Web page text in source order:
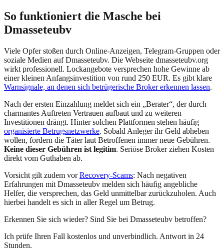
So funktioniert die Masche bei
Dmasseteubv
Viele Opfer stoßen durch Online-Anzeigen, Telegram-Gruppen oder
soziale Medien aufDmasseteubv. Die Webseite dmasseteubv.org
wirkt professionell. Lockangebote versprechen hohe Gewinne ab
einer kleinen Anfangsinvestition von rund 250 EUR. Es gibt klare
Warnsignale, an denen sich betrügerische Broker erkennen lassen.
Nach der ersten Einzahlung meldet sich ein „Berater“, der durch
charmantes Auftreten Vertrauen aufbaut und zu weiteren
Investitionen drängt. Hinter solchen Plattformen stehen häufig
organisierte Betrugsnetzwerke. Sobald Anleger ihr Geld abheben
wollen, fordern die Täter laut Betroffenen immer neue Gebühren.
Keine dieser Gebühren ist legitim. Seriöse Broker ziehen Kosten
direkt vom Guthaben ab.
Vorsicht gilt zudem vor Recovery-Scams: Nach negativen
Erfahrungen mit Dmasseteubv melden sich häufig angebliche
Helfer, die versprechen, das Geld unmittelbar zurückzuholen. Auch
hierbei handelt es sich in aller Regel um Betrug.
Erkennen Sie sich wieder? Sind Sie bei Dmasseteubv betroffen?
Ich prüfe Ihren Fall kostenlos und unverbindlich. Antwort in 24
Stunden.